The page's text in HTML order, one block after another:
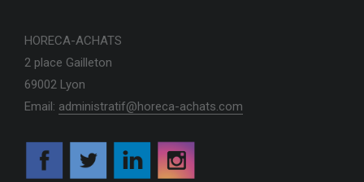
HORECA-ACHATS
2 place Gailleton
69002 Lyon
Email: administratif@horeca-achats.com